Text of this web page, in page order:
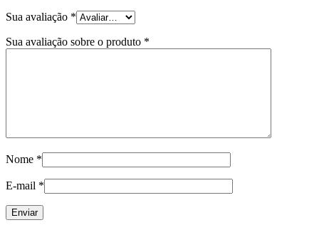
Sua avaliação *
Sua avaliação sobre o produto *
Nome *
E-mail *